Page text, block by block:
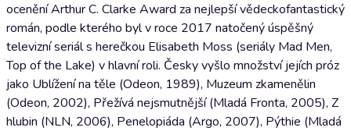
ocenění Arthur C. Clarke Award za nejlepší vědeckofantastický
román, podle kterého byl v roce 2017 natočený úspěšný
televizní seriál s herečkou Elisabeth Moss (seriály Mad Men,
Top of the Lake) v hlavní roli. Česky vyšlo množství jejích próz
jako Ublížení na těle (Odeon, 1989), Muzeum zkamenělin
(Odeon, 2002), Přežívá nejsmutnější (Mladá Fronta, 2005), Z
hlubin (NLN, 2006), Penelopiáda (Argo, 2007), Pýthie (Mladá